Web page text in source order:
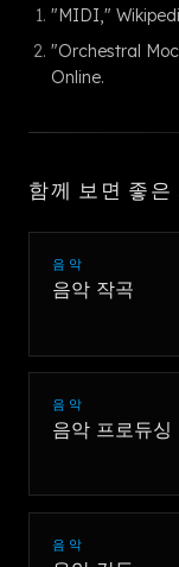
"MIDI,"
"Orchestral
Online.
함께 보면 좋은
음악
음악 작곡
음악
음악 프로듀싱
음악